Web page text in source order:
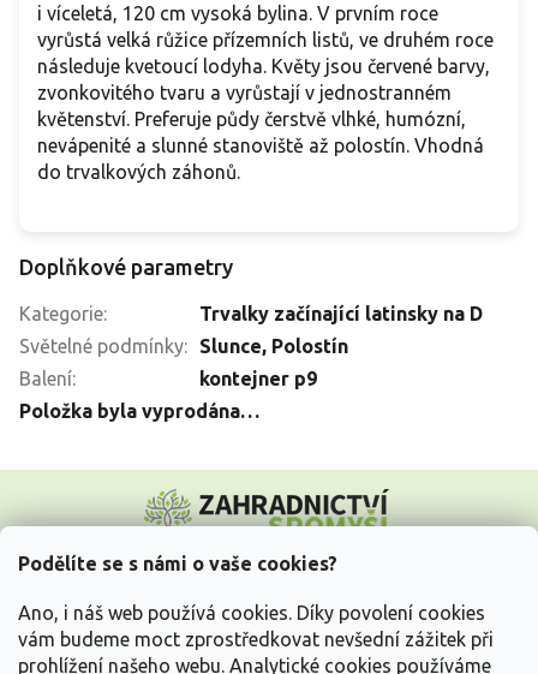
Podělíte se s námi o vaše cookies?
Ano, i náš web používá cookies. Díky povolení cookies
vám budeme moct zprostředkovat nevšední zážitek při
prohlížení našeho webu. Analytické cookies používáme
i víceletá, 120 cm vysoká bylina. V prvním roce
vyrůstá velká růžice přízemních listů, ve druhém roce
následuje kvetoucí lodyha. Květy jsou červené barvy,
zvonkovitého tvaru a vyrůstají v jednostranném
květenství. Preferuje půdy čerstvě vlhké, humózní,
nevápenité a slunné stanoviště až polostín. Vhodná
do trvalkových záhonů.
Doplňkové parametry
Kategorie:
Trvalky začínající latinsky na D
Světelné podmínky: Slunce, Polostín
Balení:
kontejner p9
Položka byla vyprodána…
p
Vše o nákupu